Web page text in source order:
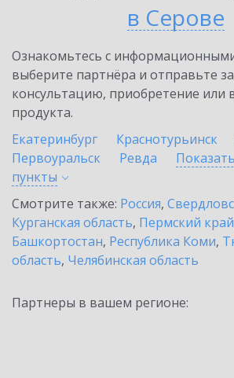
в Серове
Ознакомьтесь с
выберите партнёра и отправьте
консультацию, приобретение или
продукта.
Екатеринбург
Краснотурьинск
Первоуральск
Ревда
пункты
Смотрите также: Россия,
Курганская область, Пермский край
Башкортостан, Республика Коми,
область, Челябинская область
Партнеры в вашем регионе: